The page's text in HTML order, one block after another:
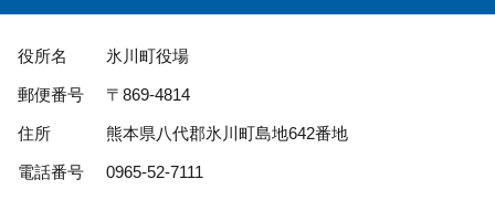
役所名 氷川町役場
郵便番号 〒869-4814
住所 熊本県八代郡氷川町島地642番地
電話番号 0965-52-7111